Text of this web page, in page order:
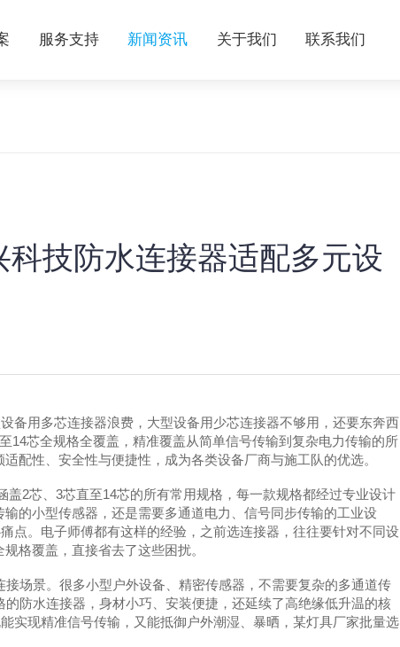
服务支持 新闻资讯 关于我们 联系我们
技防水连接器适配多元设
备用多芯连接器浪费，大型设备用少芯连接器不够用，还要东奔西
14芯全规格全覆盖，精准覆盖从简单信号传输到复杂电力传输的所
配性、安全性与便捷性，成为各类设备厂商与施工队的优选。
盖2芯、3芯直至14芯的所有常用规格，每一款规格都经过专业设计
的小型传感器，还是需要多通道电力、信号同步传输的工业设
点。电子师傅都有这样的经验，之前选连接器，往往要针对不同设
格覆盖，直接省去了这些困扰。
场景。很多小型户外设备、精密传感器，不需要复杂的多通道传
防水连接器，身材小巧、安装便捷，还延续了高绝缘低升温的核
实现精准信号传输，又能抵御户外潮湿、暴晒，某灯具厂家批量选